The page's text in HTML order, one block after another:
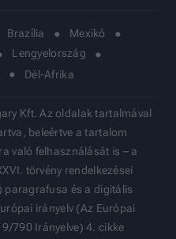
Brazília
Mexikó
Lengyelország
Dél-Afrika
Kft. Az oldalak tartalmával
beleértve a tartalom
való felhasználását is – a
törvény rendelkezései
paragrafusa és a digitális
irányelv (Az Európai
790 Irányelve) 4. cikke